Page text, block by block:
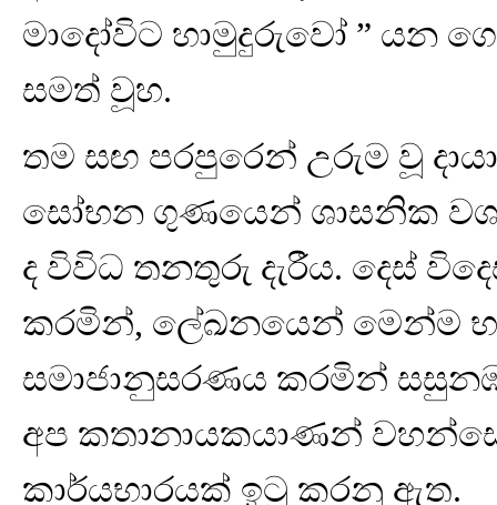
මාදෝවිට හාමුදුරුවෝ ” යන
සමත් වූහ.
තම සඟ පරපුරෙන් උරුම වූ
සෝභන ගුණයෙන් ශාසනික
ද විවිධ තනතුරු දැරීය. දෙස්
කරමින්, ලේඛනයෙන් මෙන්ම
සමාජානුසරණය කරමින්
අප කතානායකයාණන්
කාර්යභාරයක් ඉටු කරනු ඇත.